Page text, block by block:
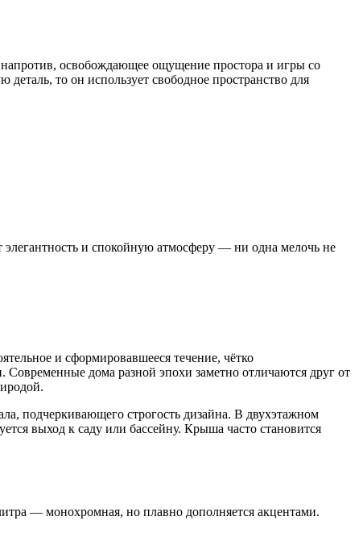
освобождающее ощущение простора и игры со
то он использует свободное пространство для
и спокойную атмосферу — ни одна мелочь не
и сформировавшееся течение, чётко
дома разной эпохи заметно отличаются друг от
подчеркивающего строгость дизайна. В двухэтажном
выход к саду или бассейну. Крыша часто становится
— монохромная, но плавно дополняется акцентами.